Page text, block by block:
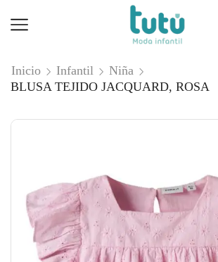
Inicio Infantil
Niña
BLUSA TEJIDO JACQUARD, ROSA